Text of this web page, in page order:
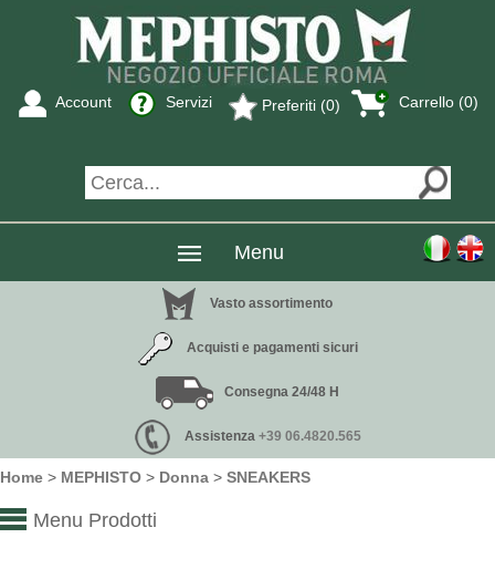
Carrello (0)
Preferiti (0)
Servizi
Account
Menu
Vasto assortimento
Acquisti e pagamenti sicuri
Consegna 24/48 H
Assistenza +39 06.4820.565
Home > MEPHISTO > Donna > SNEAKERS
Menu Prodotti